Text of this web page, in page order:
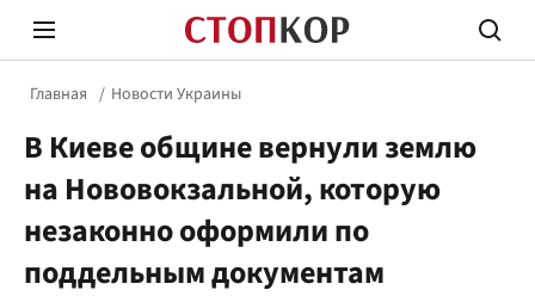
Стоп Политической Коррупции
Главная Новости Украины
В Киеве общине вернули землю
на Нововокзальной, которую
незаконно оформили по
поддельным документам